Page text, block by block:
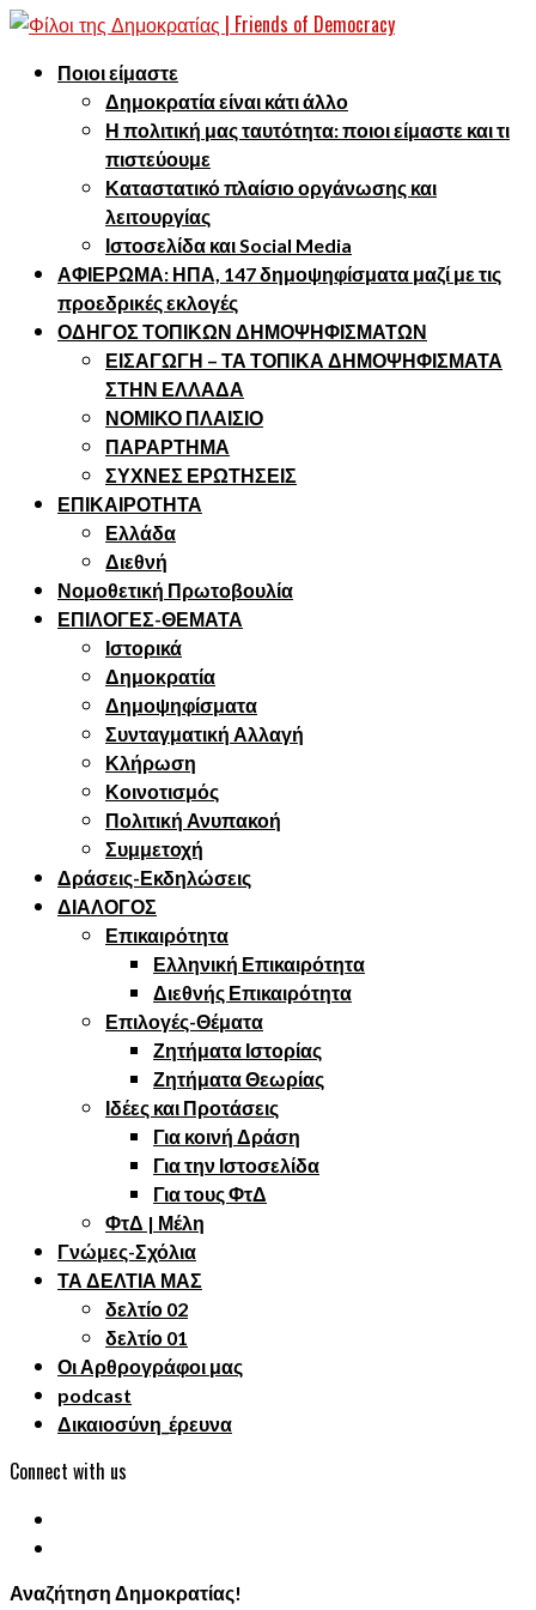
Ποιοι είμαστε
Δημοκρατία είναι κάτι άλλο
Η πολιτική μας ταυτότητα: ποιοι είμαστε και τι
πιστεύουμε
Καταστατικό πλαίσιο οργάνωσης και
λειτουργίας
Ιστοσελίδα και Social Media
ΑΦΙΕΡΩΜΑ: ΗΠΑ, 147 δημοψηφίσματα μαζί με τις
προεδρικές εκλογές
ΟΔΗΓΟΣ ΤΟΠΙΚΩΝ ΔΗΜΟΨΗΦΙΣΜΑΤΩΝ
ΕΙΣΑΓΩΓΗ – ΤΑ ΤΟΠΙΚΑ ΔΗΜΟΨΗΦΙΣΜΑΤΑ
ΣΤΗΝ ΕΛΛΑΔΑ
ΝΟΜΙΚΟ ΠΛΑΙΣΙΟ
ΠΑΡΑΡΤΗΜΑ
ΣΥΧΝΕΣ ΕΡΩΤΗΣΕΙΣ
ΕΠΙΚΑΙΡΟΤΗΤΑ
Ελλάδα
Διεθνή
Νομοθετική Πρωτοβουλία
ΕΠΙΛΟΓΕΣ-ΘΕΜΑΤΑ
Ιστορικά
Δημοκρατία
Δημοψηφίσματα
Συνταγματική Αλλαγή
Κλήρωση
Κοινοτισμός
Πολιτική Ανυπακοή
Συμμετοχή
Δράσεις-Εκδηλώσεις
ΔΙΑΛΟΓΟΣ
Επικαιρότητα
Ελληνική Επικαιρότητα
Διεθνής Επικαιρότητα
Επιλογές-Θέματα
Ζητήματα Ιστορίας
Ζητήματα Θεωρίας
Ιδέες και Προτάσεις
Για κοινή Δράση
Για την Ιστοσελίδα
Για τους ΦτΔ
ΦτΔ | Μέλη
Γνώμες-Σχόλια
ΤΑ ΔΕΛΤΙΑ ΜΑΣ
δελτίο 02
δελτίο 01
Οι Αρθρογράφοι μας
podcast
Δικαιοσύνη_έρευνα
Connect with us
Αναζήτηση Δημοκρατίας!